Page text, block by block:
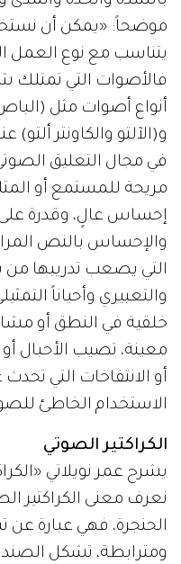
موضحاً: «يمكن أن
يتناسب مع نوع العمل
فالأصوات التي
أنواع أصوات مثل (الباص
و(الآلتو والكاونتر
في مجال التعليق
مريحة للمستمع أو
إحساس عالٍ، وقدرة على
والإحساس بالنص
التي يصعب تدريبها
والتعبيري وأحياناً
خلقية في النطق أو
معينة، تصيب الأحبال أو
أو الانتفاخات التي
الاستخدام الخاطئ
الكراكتير الصوتي
يشرح عمر نويلاتي
نعرف معنى الكراكتير
الحنجرة، فهي عبارة
ومترابطة، تشكل